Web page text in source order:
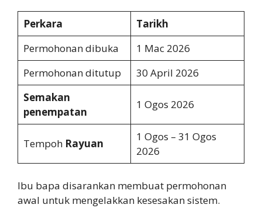
Perkara
Tarikh
Permohonan dibuka
1 Mac 2026
Permohonan ditutup
30 April 2026
Semakan
penempatan
1 Ogos 2026
Tempoh Rayuan
1 Ogos – 31 Ogos
2026
Ibu bapa disarankan membuat permohonan
awal untuk mengelakkan kesesakan sistem.